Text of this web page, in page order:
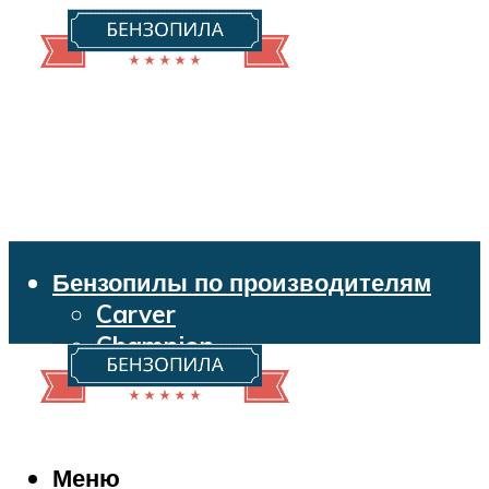
Бензопилы по производителям
Carver
Champion
Echo
Husqvarna
Makita
Меню